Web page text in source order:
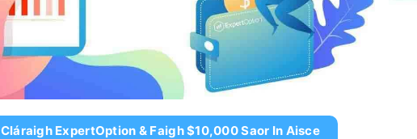
Cláraigh ExpertOption & Faigh $10,000 Saor In Aisce